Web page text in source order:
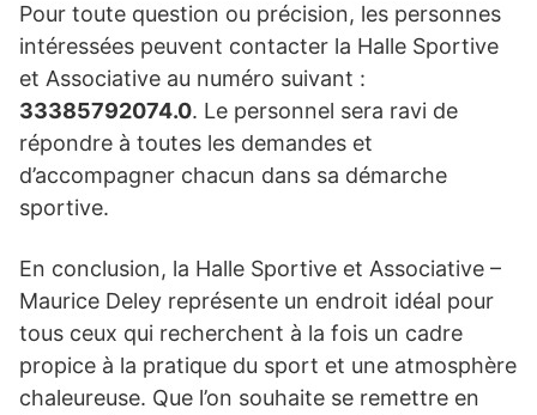
Pour toute question ou précision, les personnes
intéressées peuvent contacter la Halle Sportive
et Associative au numéro suivant :
33385792074.0. Le personnel sera ravi de
répondre à toutes les demandes et
d’accompagner chacun dans sa démarche
sportive.
En conclusion, la Halle Sportive et Associative –
Maurice Deley représente un endroit idéal pour
tous ceux qui recherchent à la fois un cadre
propice à la pratique du sport et une atmosphère
chaleureuse. Que l’on souhaite se remettre en